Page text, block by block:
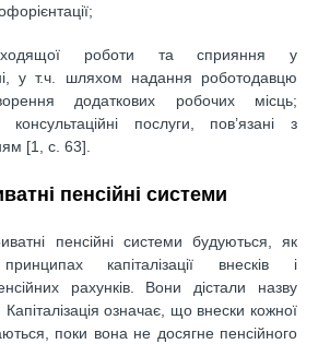
роботи та сприяння у
у т.ч. шляхом надання роботодавцю
додаткових робочих місць;
консультаційні послуги, пов’язані з
[1, с. 63].
пенсійні системи
пенсійні системи будуються, як
капіталізації внесків і
рахунків. Вони дістали назву
означає, що внески кожної
поки вона не досягне пенсійного